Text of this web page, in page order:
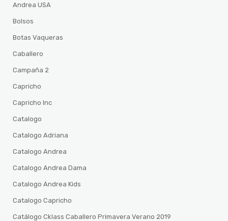
Andrea USA
Bolsos
Botas Vaqueras
Caballero
Campaña 2
Capricho
Capricho Inc
Catalogo
Catalogo Adriana
Catalogo Andrea
Catalogo Andrea Dama
Catalogo Andrea Kids
Catalogo Capricho
Catálogo Cklass Caballero Primavera Verano 2019